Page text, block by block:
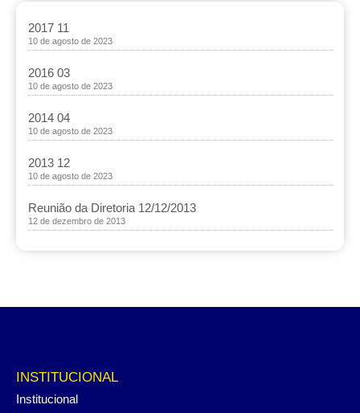
2017 11
10 de agosto de 2023
2016 03
10 de agosto de 2023
2014 04
10 de agosto de 2023
2013 12
10 de agosto de 2023
Reunião da Diretoria 12/12/2013
12 de dezembro de 2013
INSTITUCIONAL
Institucional